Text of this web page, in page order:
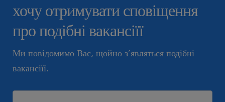
хочу отримувати сповіщення
про подібні вакансіїї
Ми повідомимо Вас, щойно з’являться подібні
вакансіїї.